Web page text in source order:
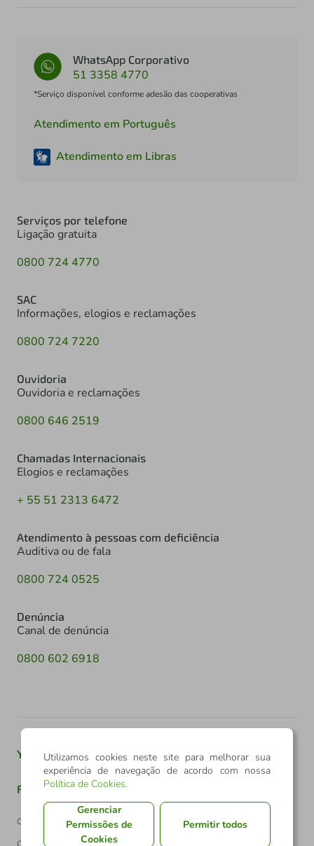
WhatsApp Corporativo
51 3358 4770
*Serviço disponível conforme adesão das cooperativas
Atendimento em Português
Atendimento em Libras
Serviços por telefone
Ligação gratuita
0800 724 4770
SAC
Informações, elogios e reclamações
0800 724 7220
Ouvidoria
Ouvidoria e reclamações
0800 646 2519
Chamadas Internacionais
Elogios e reclamações
+ 55 51 2313 6472
Atendimento à pessoas com deficiência
Auditiva ou de fala
0800 724 0525
Denúncia
Canal de denúncia
0800 602 6918
Youtube Twitter Linkedin Instagram
Facebook TikTok
Confederação Sicredi
CNPJ: 03.795.072/0001-60
Utilizamos cookies neste site para melhorar sua
experiência de navegação de acordo com nossa
Política de Cookies.
Gerenciar
Permissões de
Cookies
Permitir todos